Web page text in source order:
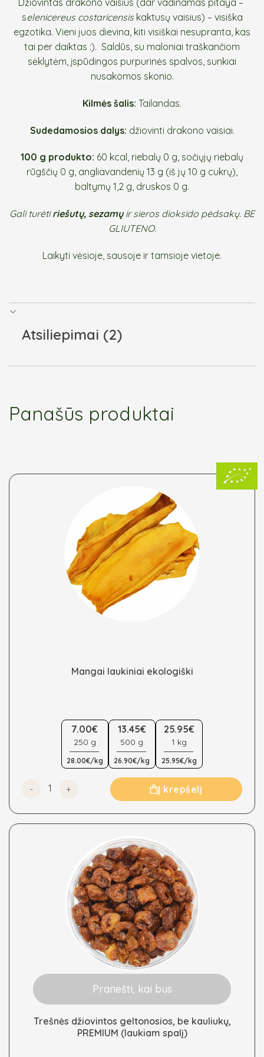
Džiovintas drakono vaisius (dar vadinamas pitaya –
selenicereus costaricensiskaktusų vaisius) – visiška
egzotika. Vieni juos dievina, kiti visiškai nesupranta, kas
tai per daiktas :). Saldūs, su maloniai traškančiom
sėklytėm, įspūdingos purpurinės spalvos, sunkiai
nusakomos skonio.
Kilmės šalis: Tailandas.
Sudedamosios dalys: džiovinti drakono vaisiai.
100 g produkto: 60 kcal, riebalų 0 g, sočiųjų riebalų
rūgščių 0 g, angliavandenių 13 g (iš jų 10 g cukrų),
baltymų 1,2 g, druskos 0 g.
Gali turėtiriešutų, sezamųir sieros dioksido pėdsakų. BE
GLIUTENO.
Laikyti vėsioje, sausoje ir tamsioje vietoje.
Atsiliepimai (2)
Panašūs produktai
Mangai laukiniai ekologiški
This
product
has
multiple
variants.
options
on
the
product
page
7.00€
250 g
28.00€/kg
13.45€
500 g
26.90€/kg
25.95€
1 kg
25.95€/kg
produkto kiekis: Mangai laukiniai ekologiški
Į krepšelį
Pranešti, kai bus
Trešnės džiovintos geltonosios, be kauliukų,
PREMIUM (laukiam spalį)